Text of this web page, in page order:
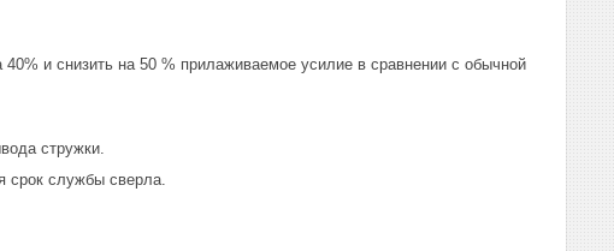
40% и снизить на 50 % прилаживаемое усилие в сравнении с обычной
стружки.
срок службы сверла.